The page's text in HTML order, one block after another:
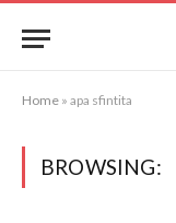
Home » apa sfintita
BROWSING: